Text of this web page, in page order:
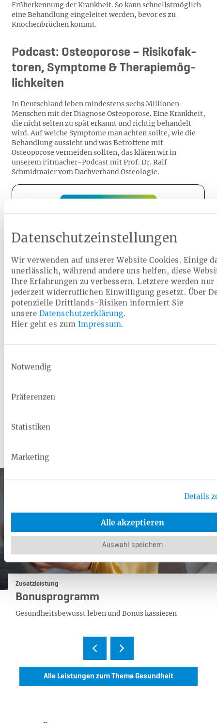
Datenschutzeinstellungen
Wir verwenden auf unserer Website Cookies. Einige
unerlässlich, während andere uns helfen, diese
Ihre Erfahrungen zu verbessern. Letztere werden
jederzeit widerruflichen Einwilligung gesetzt. Über
potenzielle Drittlands-Risiken informiert Sie
unsere Datenschutzerklärung.
Hier geht es zum Impressum.
Notwendig
Präferenzen
Statistiken
Marketing
Details
Alle akzeptieren
Auswahl speichern
Früherkennung der Krankheit. So kann schnellstmöglich
eine Behandlung eingeleitet werden, bevor es zu
Knochenbrüchen kommt.
Podcast: Os­teo­po­ro­se – Ri­si­ko­fak­
to­ren, Sym­pto­me & The­ra­pie­mög­
lich­kei­ten
In Deutschland leben mindestens sechs Millionen
Menschen mit der Diagnose Osteoporose. Eine Krankheit,
die nicht selten zu spät erkannt und richtig behandelt
wird. Auf welche Symptome man achten sollte, wie die
Behandlung aussieht und was Betroffene mit
Osteoporose vermeiden sollten, das klären wir in
unserem Fitmacher-Podcast mit Prof. Dr. Ralf
Schmidmaier vom Dachverband Osteologie.
Leistungen der Heimat
Kategorie:
Zusatzleistung
Bonusprogramm
Gesundheitsbewusst leben und Bonus kassieren
Alle Leistungen zum Thema Gesundheit